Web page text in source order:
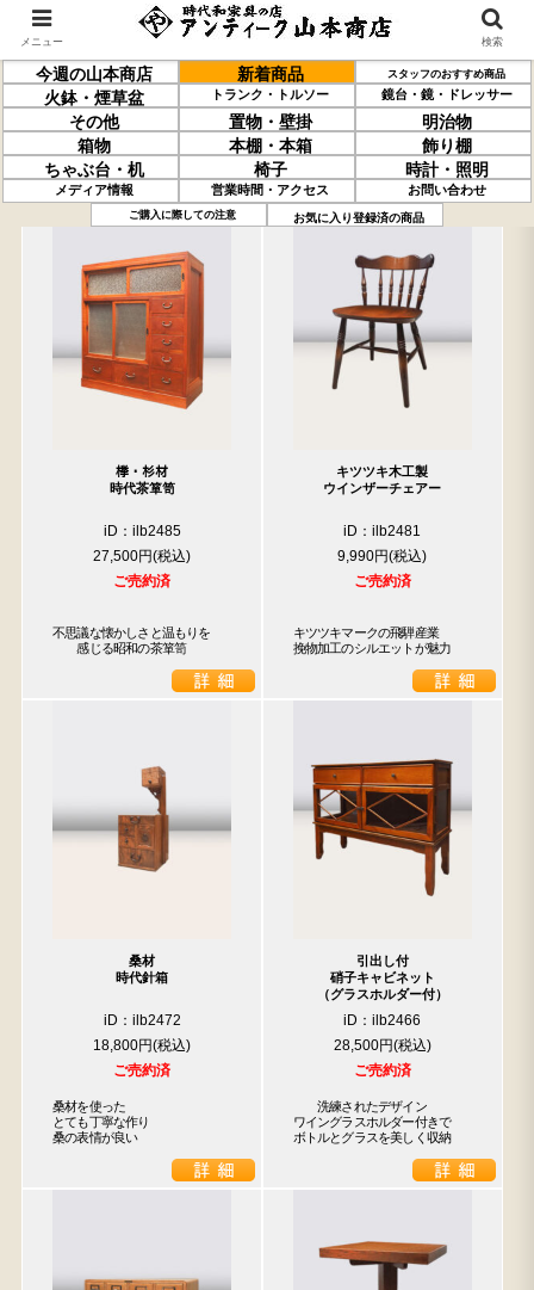
今週の山本商店 新着商品 スタッフのおすすめ商品
火鉢・煙草盆 トランク・トルソー 鏡台・鏡・ドレッサー
その他 置物・壁掛
明治物
箱物
本棚・本箱
飾り棚
ちゃぶ台・机
椅子 時計・照明
メディア情報 営業時間・アクセス お問い合わせ
ご購入に際しての注意 お気に入り登録済の商品
過去の取り扱い商品(5月1日分) 売約済の商品を非表示にする
﨔・杉材
時代茶箪笥
iD：ilb2485
27,500円
ご売約済
不思議な懐かしさと温もりを
感じる昭和の茶箪笥
キツツキ木工製
ウインザーチェアー
iD：ilb2481
9,990円
ご売約済
キツツキマークの飛騨産業
挽物加工のシルエットが魅力
桑材
時代針箱
iD：ilb2472
18,800円
ご売約済
桑材を使った
とても丁寧な作り
桑の表情が良い
引出し付
硝子キャビネット
（グラスホルダー付）
iD：ilb2466
28,500円
ご売約済
洗練されたデザイン
ワイングラスホルダー付きで
ボトルとグラスを美しく収納
メニュー 検索